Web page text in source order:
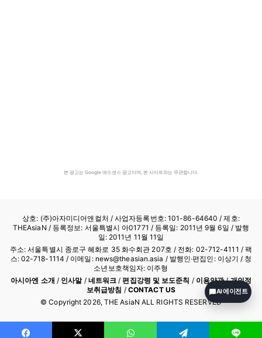
본 광고는 Google 애드센스 광고이며, 본 사이트와는 무관합니다.
상호: (주)아자미디어앤컬처 /사업자등록번호: 101-86-64640 / 제호:
THEAsiaN / 등록정보: 서울특별시 아01771 / 등록일: 2011년 9월 6일 / 발행
일: 2011년 11월 11일
주소: 서울특별시 종로구 혜화로 35 화수회관 207호 / 전화: 02-712-4111 / 팩
스: 02-718-1114 / 이메일: news@theasian.asia / 발행인·편집인: 이상기 / 청
소년보호책임자: 이주형
아시아엔 소개 / 인사말/ 네트워크 /편집강령 및 보도준칙 / 이용약관/개인정
보취급방침 / CONTACT US
© Copyright 2026, THE AsiaN ALL RIGHTS RESERVED
AI 에이전트